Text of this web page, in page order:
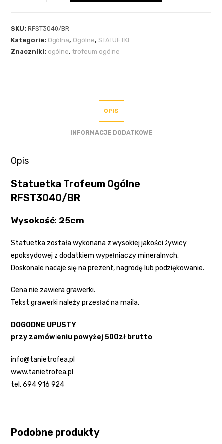
SKU:RFST3040/BR
Kategorie: Ogólna, Ogólne, STATUETKI
Znaczniki: ogólne,trofeum ogólne
OPIS
INFORMACJE DODATKOWE
Opis
Statuetka Trofeum Ogólne
RFST3040/BR
Wysokość: 25cm
Statuetka została wykonana z wysokiej jakości żywicy
epoksydowej z dodatkiem wypełniaczy mineralnych.
Doskonale nadaje się na prezent, nagrodę lub podziękowanie.
Cena nie zawiera grawerki.
Tekst grawerki należy przesłać na maila.
DOGODNE UPUSTY
przy zamówieniu powyżej 500zł brutto
info@tanietrofea.pl
www.tanietrofea.pl
tel. 694 916 924
Podobne produkty